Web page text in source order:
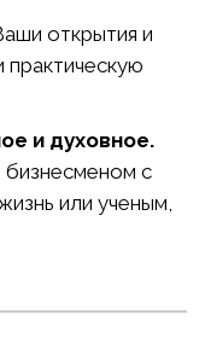
открытия и
и духовное.
с
или ученым,